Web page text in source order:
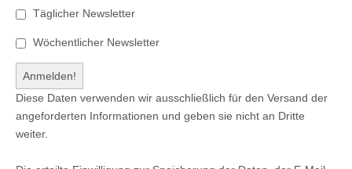
Täglicher Newsletter
Wöchentlicher Newsletter
Diese Daten verwenden wir ausschließlich für den Versand der
angeforderten Informationen und geben sie nicht an Dritte
weiter.